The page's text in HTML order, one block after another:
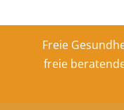
Freie
freie